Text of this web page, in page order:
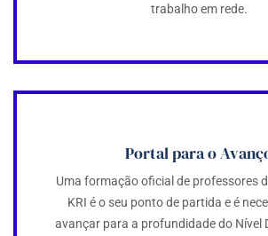
trabalho em rede.
Portal para o
Uma formação oficial de professores
KRI é o seu ponto de partida e é
avançar para a profundidade do Nível